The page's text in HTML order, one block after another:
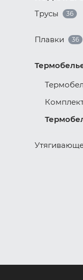
Трусы
36
Плавки 36